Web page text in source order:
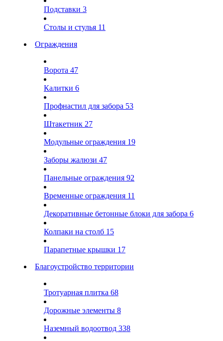
Подставки 3
Столы и стулья 11
Ограждения
Ворота 47
Калитки 6
Профнастил для забора 53
Штакетник 27
Модульные ограждения 19
Заборы жалюзи 47
Панельные ограждения 92
Временные ограждения 11
Декоративные бетонные блоки для забора 6
Колпаки на столб 15
Парапетные крышки 17
Благоустройство территории
Тротуарная плитка 68
Дорожные элементы 8
Наземный водоотвод 338